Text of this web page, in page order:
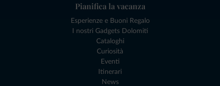
Pianifica la vacanza
Esperienze e Buoni Regalo
I nostri Gadgets Dolomiti
Cataloghi
Curiosità
Eventi
Itinerari
News